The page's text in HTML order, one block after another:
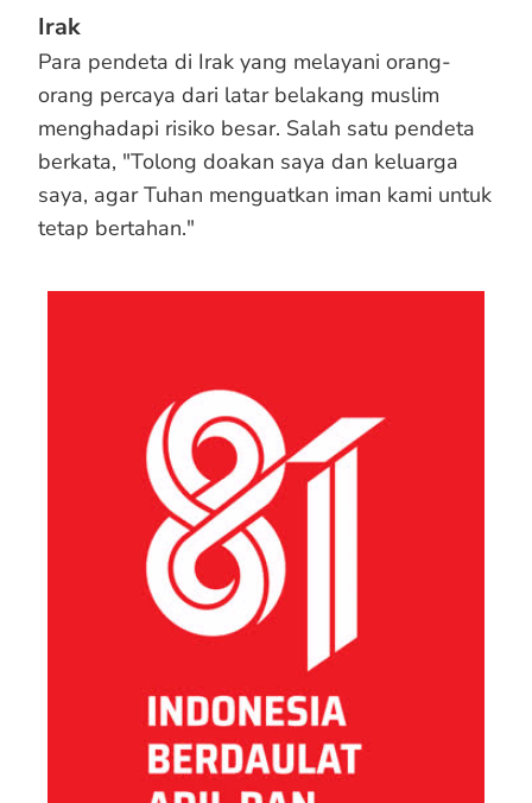
Irak
Para pendeta di Irak yang melayani orang-
orang percaya dari latar belakang muslim
menghadapi risiko besar. Salah satu pendeta
berkata, "Tolong doakan saya dan keluarga
saya, agar Tuhan menguatkan iman kami untuk
tetap bertahan."